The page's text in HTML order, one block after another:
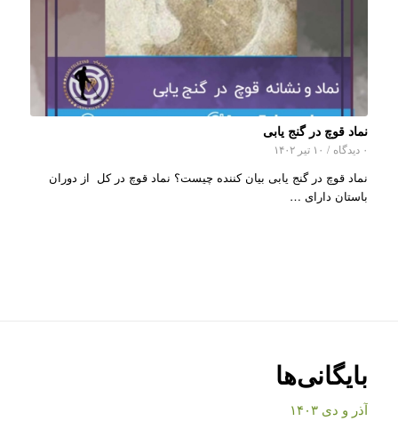
نماد قوچ در گنج یابی
۰ دیدگاه / ۱۰ تیر ۱۴۰۲
نماد قوچ در گنج یابی بیان کننده چیست؟ نماد قوچ در کل از دوران
باستان دارای …
بایگانی‌ها
آذر و دی ۱۴۰۳